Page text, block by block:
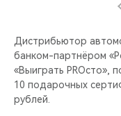
Дистрибьютор
банком-партнёром
«Выиграть PROсто»,
10 подарочных
рублей.